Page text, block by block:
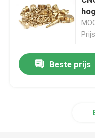
CNC Draaiende
CNC Roestvrij
Beste prijs